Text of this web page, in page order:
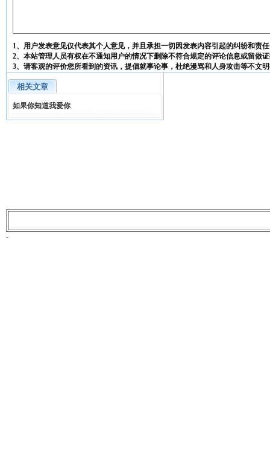
1、用户发表意见仅代表其个人意见，并且承担一切因发表内容引起的纠纷和责
2、本站管理人员有权在不通知用户的情况下删除不符合规定的评论信息或留做
3、请客观的评价您所看到的资讯，提倡就事论事，杜绝漫骂和人身攻击等不文
相关文章
如果你知道我爱你
-